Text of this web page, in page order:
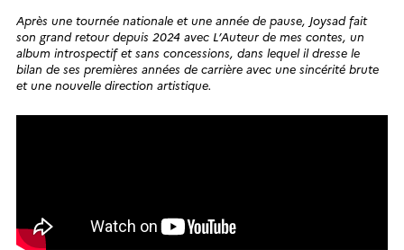
Après une tournée nationale et une année de pause, Joysad fait
son grand retour depuis 2024 avec L’Auteur de mes contes, un
album introspectif et sans concessions, dans lequel il dresse le
bilan de ses premières années de carrière avec une sincérité brute
et une nouvelle direction artistique.